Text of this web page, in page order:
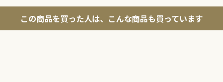
この商品を買った人は、こんな商品も買っています